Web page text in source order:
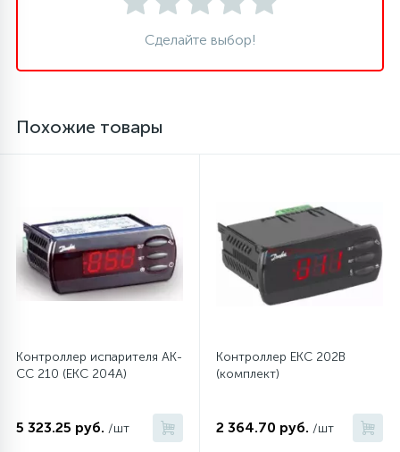
Сливные фильтры
Суппорты (ступицы)
Таходатчики
6
12
Сделайте выбор!
Похожие товары
Контроллер испарителя AK-
CC 210 (EKC 204A)
5 323.25 руб. /шт
Контроллер EKC 202B
(комплект)
2 364.70 руб. /шт